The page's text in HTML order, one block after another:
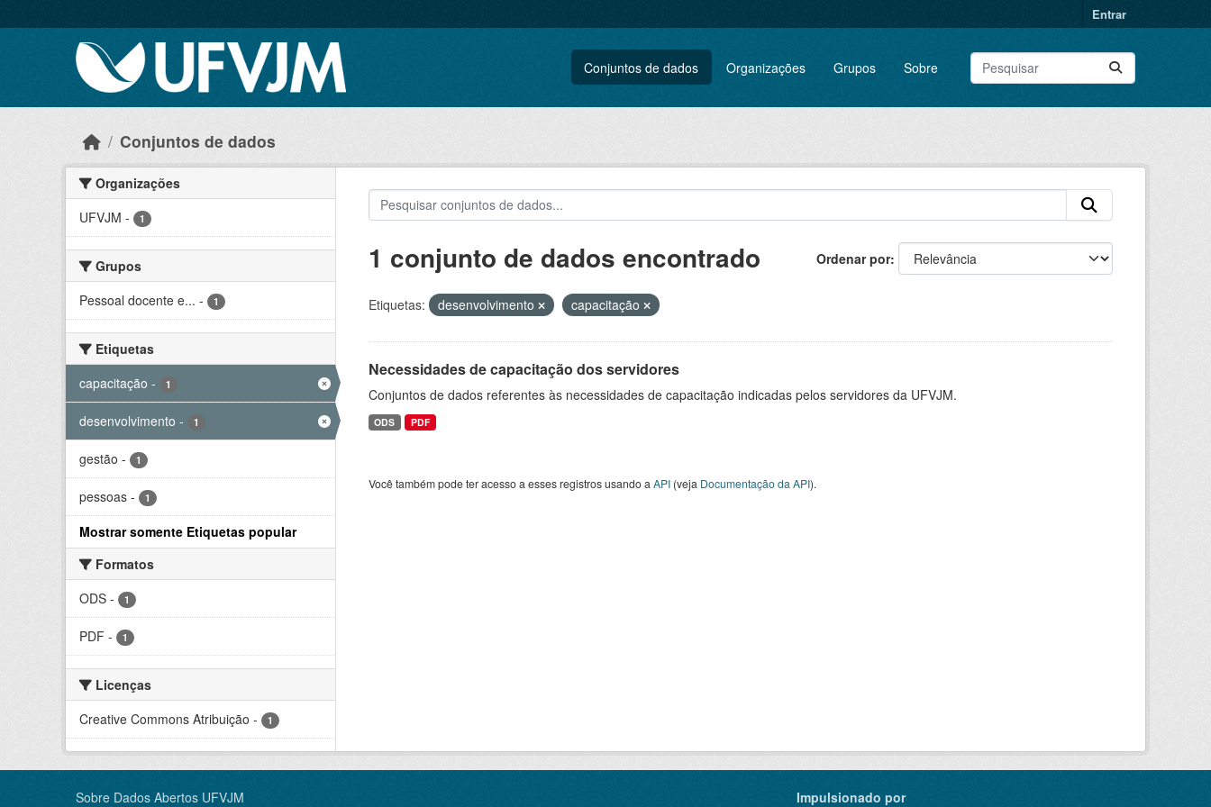
Entrar
Conjuntos de dados Organizações Grupos Sobre
Conjuntos de dados
Organizações
UFVJM - 1
Grupos
Pessoal docente e... - 1
Etiquetas
capacitação - 1
desenvolvimento - 1
gestão - 1
pessoas - 1
Mostrar somente Etiquetas popular
Formatos
ODS - 1
PDF - 1
Licenças
Creative Commons Atribuição - 1
Ordenar por
1 conjunto de dados encontrado
Etiquetas: desenvolvimento capacitação
Necessidades de capacitação dos servidores
Conjuntos de dados referentes às necessidades de capacitação indicadas pelos servidores da UFVJM.
ODS PDF
Você também pode ter acesso a esses registros usando a API(veja Documentação da API).
Sobre Dados Abertos UFVJM Impulsionado por